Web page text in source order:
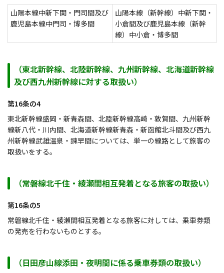
山陽本線中新下関・門司間及び
鹿児島本線中門司・博多間
山陽本線（新幹線）中新下関・
小倉間及び鹿児島本線（新幹
線）中小倉・博多間
（東北新幹線、北陸新幹線、九州新幹線、北海道新幹線
及び西九州新幹線に対する取扱い）
第16条の4
東北新幹線盛岡・新青森間、北陸新幹線高崎・敦賀間、九州新幹
線新八代・川内間、北海道新幹線新青森・新函館北斗間及び西九
州新幹線武雄温泉・諫早間については、単一の線路として旅客の
取扱いをする。
（常磐線北千住・綾瀬間相互発着となる旅客の取扱い）
第16条の5
常磐線北千住・綾瀬間相互発着となる旅客に対しては、乗車券類
の発売を行わないものとする。
（日田彦山線添田・夜明間に係る乗車券類の取扱い）